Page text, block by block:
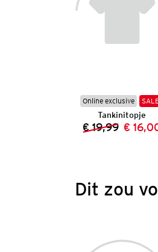
Online exclusive
Tankinitopje
Vorige
€ 19,99 €
Dit zou